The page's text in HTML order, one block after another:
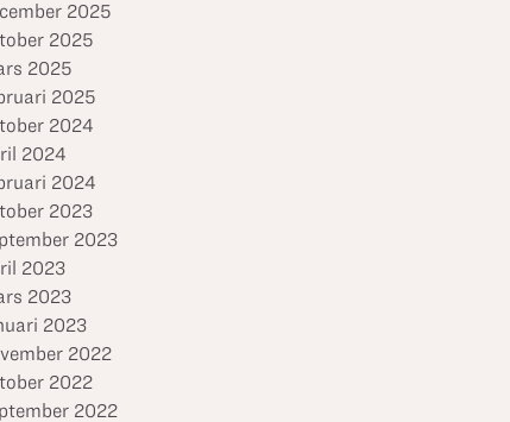
2025
2025
2025
2025
2024
2024
2024
2023
2023
2023
2023
2023
2022
2022
2022